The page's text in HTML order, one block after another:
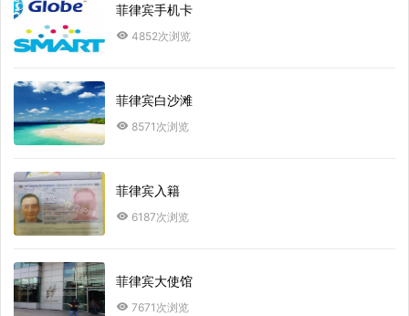
菲律宾手机卡
4852次浏览
菲律宾白沙滩
8571次浏览
菲律宾入籍
6187次浏览
菲律宾大使馆
7671次浏览